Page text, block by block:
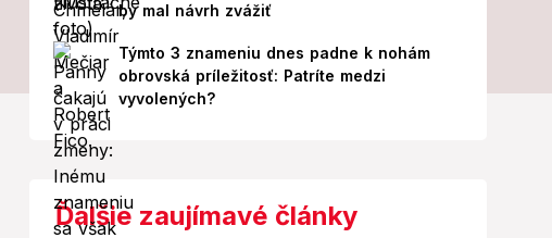
by mal návrh zvážiť
Týmto 3 znameniu dnes padne k nohám
obrovská príležitosť: Patríte medzi
vyvolených?
Ďalšie zaujímavé články